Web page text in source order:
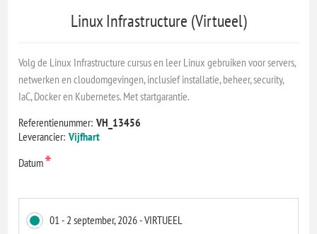
Linux Infrastructure (Virtueel)
Volg de Linux Infrastructure cursus en leer Linux gebruiken voor servers,
netwerken en cloudomgevingen, inclusief installatie, beheer, security,
IaC, Docker en Kubernetes. Met startgarantie.
Referentienummer: VH_13456
Leverancier: Vijfhart
Datum*
01 - 2 september, 2026 - VIRTUEEL